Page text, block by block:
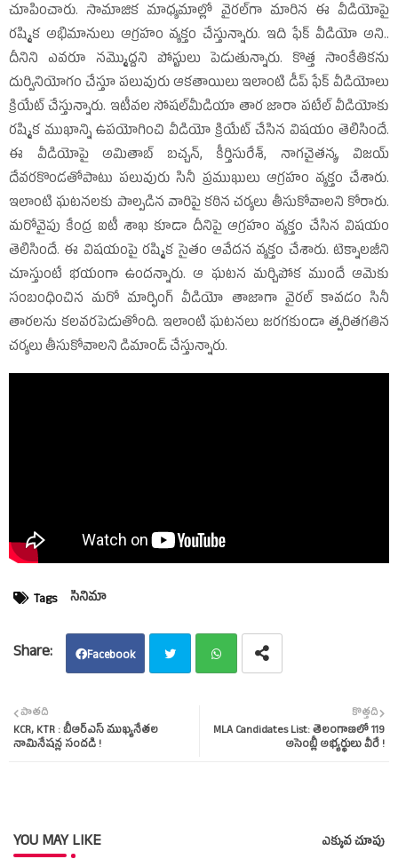
చూపించారు. సామాజిక మాధ్యమాల్లో వైరల్‌గా మారిన ఈ వీడియోపై
రష్మిక అభిమానులు ఆగ్రహం వ్యక్తం చేస్తున్నారు. ఇది ఫేక్‌ వీడియో అని..
దీనిని ఎవరూ నమ్మొద్దని పోస్టులు పెడుతున్నారు. కొత్త సాంకేతికను
దుర్వినియోగం చేస్తూ పలువురు ఆకతాయిలు ఇలాంటి డీప్‌ ఫేక్‌ వీడియోలు
క్రియేట్‌ చేస్తున్నారు. ఇటీవల సోషల్‌మీడియా తార జారా పటేల్‌ వీడియోకు
రష్మిక ముఖాన్ని ఉపయోగించి వీడియో క్రియేట్‌ చేసిన విషయం తెలిసిందే.
ఈ వీడియోపై అమితాబ్‌ బచ్చన్‌, కీర్తిసురేశ్‌, నాగచైతన్య, విజయ్‌
దేవరకొండతోపాటు పలువురు సినీ ప్రముఖులు ఆగ్రహం వ్యక్తం చేశారు.
ఇలాంటి ఘటనలకు పాల్పడిన వారిపై కఠిన చర్యలు తీసుకోవాలని కోరారు.
మరోవైపు కేంద్ర ఐటీ శాఖ కూడా దీనిపై ఆగ్రహం వ్యక్తం చేసిన విషయం
తెలిసిందే. ఈ విషయంపై రష్మిక సైతం ఆవేదన వ్యక్తం చేశారు. టెక్నాలజీని
చూస్తుంటే భయంగా ఉందన్నారు. ఆ ఘటన మర్చిపోక ముందే ఆమెకు
సంబంధించిన మరో మార్ఫింగ్‌ వీడియో తాజాగా వైరల్‌ కావడం సినీ
తారలను కలవరపెడుతోంది. ఇలాంటి ఘటనలు జరగకుండా త్వరితగతిన
చర్యలు తీసుకోవాలని డిమాండ్‌ చేస్తున్నారు.
Tags సినిమా
Facebook
tsap
కొత్తది
MLA Candidates List: తెలంగాణలో 119
అసెంబ్లీ అభ్యర్థులు వీరే !
పాతది
KCR, KTR : బీఆర్‌ఎస్‌ ముఖ్యనేతల
నామినేషన్ల సందడి !
YOU MAY LIKE ఎక్కువ చూపు